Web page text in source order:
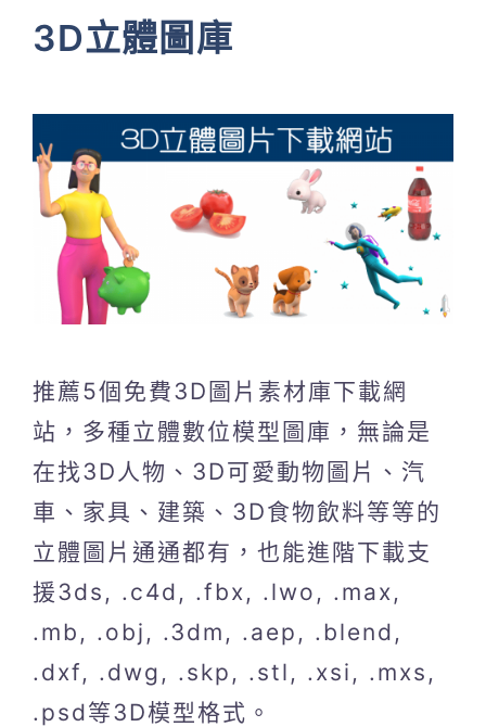
3D立體圖庫
推薦5個免費3D圖片素材庫下載網
站，多種立體數位模型圖庫，無論是
在找3D人物、3D可愛動物圖片、汽
車、家具、建築、3D食物飲料等等的
立體圖片通通都有，也能進階下載支
援3ds, .c4d, .fbx, .lwo, .max,
.mb, .obj, .3dm, .aep, .blend,
.dxf, .dwg, .skp, .stl, .xsi, .mxs,
.psd等3D模型格式。